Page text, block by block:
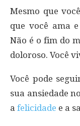
Mesmo que
que você ama
Não é o fim do
doloroso. Você
Você pode
sua ansiedade
a felicidade e a